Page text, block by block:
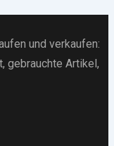
und verkaufen:
gebrauchte Artikel ,